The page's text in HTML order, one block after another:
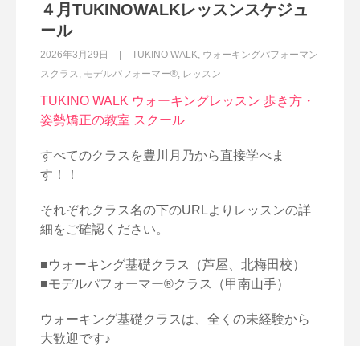
４月TUKINOWALKレッスンスケジュ
ール
2026年3月29日 TUKINO WALK, ウォーキングパフォーマン
スクラス, モデルパフォーマー®, レッスン
TUKINO WALK ウォーキングレッスン 歩き方・
姿勢矯正の教室 スクール
すべてのクラスを豊川月乃から直接学べま
す！！
それぞれクラス名の下のURLよりレッスンの詳
細をご確認ください。
■ウォーキング基礎クラス（芦屋、北梅田校）
■モデルパフォーマー®クラス（甲南山手）
ウォーキング基礎クラスは、全くの未経験から
大歓迎です♪